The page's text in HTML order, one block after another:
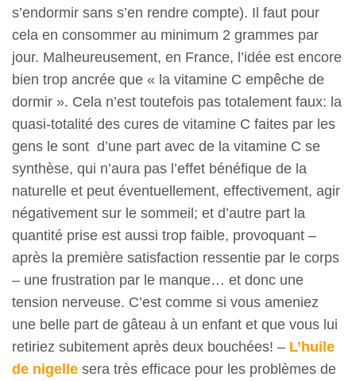
CONNECT
s’endormir sans s’en rendre compte). Il faut pour
cela en consommer au minimum 2 grammes par
jour. Malheureusement, en France, l’idée est encore
bien trop ancrée que « la vitamine C empêche de
dormir ». Cela n’est toutefois pas totalement faux: la
quasi-totalité des cures de vitamine C faites par les
gens le sont d’une part avec de la vitamine C se
synthèse, qui n’aura pas l’effet bénéfique de la
naturelle et peut éventuellement, effectivement, agir
négativement sur le sommeil; et d’autre part la
quantité prise est aussi trop faible, provoquant –
après la première satisfaction ressentie par le corps
– une frustration par le manque… et donc une
tension nerveuse. C’est comme si vous ameniez
une belle part de gâteau à un enfant et que vous lui
retiriez subitement après deux bouchées! – L’huile
de nigelle sera très efficace pour les problèmes de
5